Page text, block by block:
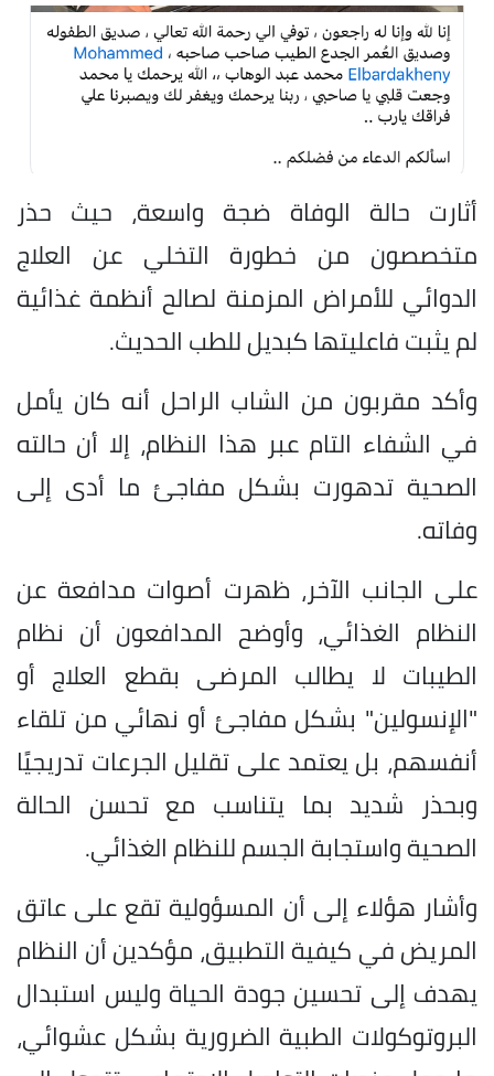
أثارت حالة الوفاة ضجة واسعة، حيث حذر
متخصصون من خطورة التخلي عن العلاج
الدوائي للأمراض المزمنة لصالح أنظمة غذائية
لم يثبت فاعليتها كبديل للطب الحديث.
وأكد مقربون من الشاب الراحل أنه كان يأمل
في الشفاء التام عبر هذا النظام، إلا أن حالته
الصحية تدهورت بشكل مفاجئ ما أدى إلى
وفاته.
على الجانب الآخر، ظهرت أصوات مدافعة عن
النظام الغذائي، وأوضح المدافعون أن نظام
الطيبات لا يطالب المرضى بقطع العلاج أو
"الإنسولين" بشكل مفاجئ أو نهائي من تلقاء
أنفسهم، بل يعتمد على تقليل الجرعات تدريجيًا
وبحذر شديد بما يتناسب مع تحسن الحالة
الصحية واستجابة الجسم للنظام الغذائي.
وأشار هؤلاء إلى أن المسؤولية تقع على عاتق
المريض في كيفية التطبيق، مؤكدين أن النظام
يهدف إلى تحسين جودة الحياة وليس استبدال
البروتوكولات الطبية الضرورية بشكل عشوائي،